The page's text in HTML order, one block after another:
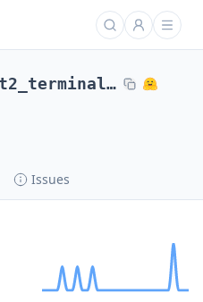
DCAgent2_terminal_bench_2_Qwen_Qwen3-8B-Base_20251208_231854
Issues